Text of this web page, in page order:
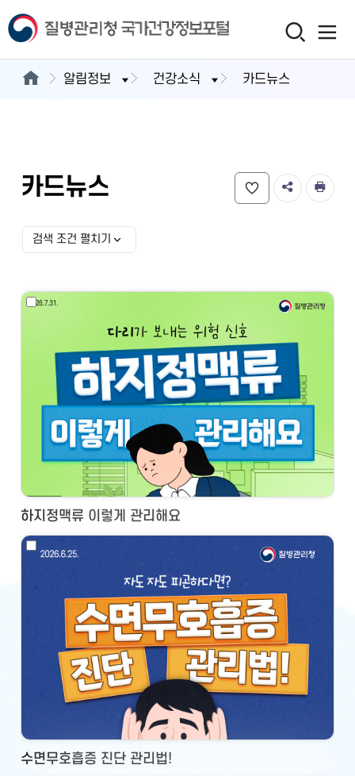
알림정보 건강소식 카드뉴스
카드뉴스
검색 조건 선택
검색 조건 펼치기
하지정맥류 이렇게 관리해요
수면무호흡증 진단 관리법!